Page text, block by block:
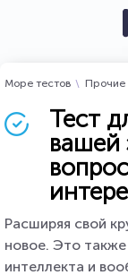
Море тестов Прочие
Тест
вашей
Расширяя свой
новое. Это
интеллекта и